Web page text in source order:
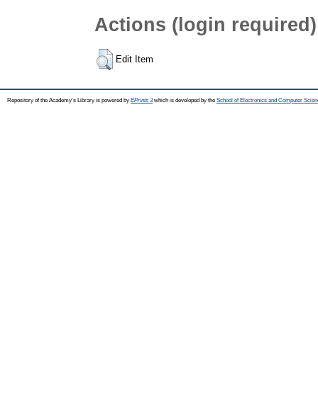
Actions (login required)
Edit Item
Repository of the Academy's Library is powered by EPrints 3which is developed by the School of Electronics and Computer